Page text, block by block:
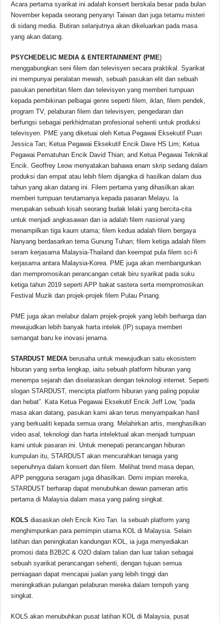
Acara pertama syarikat ini adalah konsert berskala besar pada bulan
November kepada seorang penyanyi Taiwan dan juga tetamu misteri
di sidang media. Butiran selanjutnya akan dikeluarkan pada masa
yang akan datang.
PSYCHEDELIC MEDIA & ENTERTAINMENT (PME)
menggabungkan seni filem dan televisyen secara praktikal. Syarikat
ini mempunyai peralatan mewah, sebuah pasukan elit dan sebuah
pasukan penerbitan filem dan televisyen yang memberi tumpuan
kepada pembikinan pelbagai genre seperti filem, iklan, filem pendek,
program TV, pelaburan filem dan televisyen, pengedaran dan
berfungsi sebagai perkhidmatan profesional sehenti untuk produksi
televisyen. PME yang diketuai oleh Ketua Pegawai Eksekutif Puan
Jessica Tan; Ketua Pegawai Eksekutif Encik Dave HS Lim; Ketua
Pegawai Pematuhan Encik David Thian; and Ketua Pegawai Teknikal
Encik. Geoffrey Leow menyatakan bahawa enam skrip sedang dalam
produksi dan empat atau lebih filem dijangka di hasilkan dalam dua
tahun yang akan datang ini. Filem pertama yang dihasilkan akan
memberi tumpuan terutamanya kepada pasaran Melayu. Ia
merupakan sebuah kisah seorang budak lelaki yang bercita-cita
untuk menjadi angkasawan dan ia adalah filem nasional yang
menampilkan tiga kaum utama; filem kedua adalah filem bergaya
Nanyang berdasarkan tema Gunung Tuhan; filem ketiga adalah filem
seram kerjasama Malaysia-Thailand dan keempat pula filem sci-fi
kerjasama antara Malaysia-Korea. PME juga akan membangunkan
dan mempromosikan perancangan cetak biru syarikat pada suku
ketiga tahun 2019 seperti APP bakat sastera serta mempromosikan
Festival Muzik dan projek-projek filem Pulau Pinang.
PME juga akan melabur dalam projek-projek yang lebih berharga dan
mewujudkan lebih banyak harta intelek (IP) supaya memberi
semangat baru ke inovasi jenama.
STARDUST MEDIA berusaha untuk mewujudkan satu ekosistem
hiburan yang serba lengkap, iaitu sebuah platform hiburan yang
menempa sejarah dan diselaraskan dengan teknologi internet. Seperti
slogan STARDUST, mencipta platform hiburan yang paling popular
dan hebat”. Kata Ketua Pegawai Eksekutif Encik Jeff Low, “pada
masa akan datang, pasukan kami akan terus menyampaikan hasil
yang berkualiti kepada semua orang. Melahirkan artis, menghasilkan
video asal, teknologi dan harta intelektual akan menjadi tumpuan
kami untuk pasaran ini. Untuk menepati perancangan hiburan
kumpulan itu, STARDUST akan mencurahkan tenaga yang
sepenuhnya dalam konsert dan filem. Melihat trend masa depan,
APP pengguna seragam juga dihasilkan. Demi impian mereka,
STARDUST berharap dapat menubuhkan dewan pameran artis
pertama di Malaysia dalam masa yang paling singkat.
KOLS diasaskan oleh Encik Kiro Tan. Ia sebuah platform yang
menghimpunkan para pemimpin utama KOL di Malaysia. Selain
latihan dan peningkatan kandungan KOL, ia juga menyediakan
promosi data B2B2C & O2O dalam talian dan luar talian sebagai
sebuah syarikat perancangan sehenti, dengan tujuan semua
perniagaan dapat mencapai jualan yang lebih tinggi dan
meningkatkan pulangan pelaburan mereka dalam tempoh yang
singkat.
KOLS akan menubuhkan pusat latihan KOL di Malaysia, pusat